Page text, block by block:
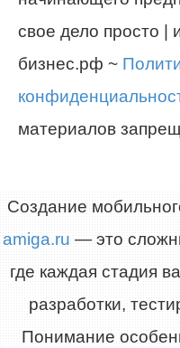
свое дело просто |
бизнес.рф ~
материалов
Создание
amiga.ru — это
где каждая стадия
разработки,
Понимание